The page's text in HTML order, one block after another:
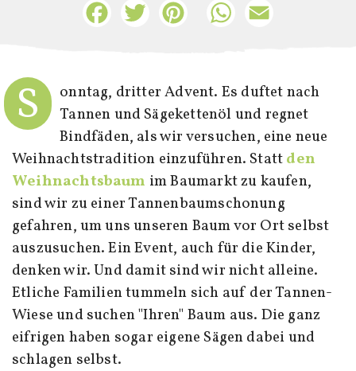
FacebookTwitter Pinterest WhatsApp
S
onntag, dritter Advent. Es duftet nach
Tannen und Sägekettenöl und regnet
Bindfäden, als wir versuchen, eine neue
Weihnachtstradition einzuführen. Stattden
Weihnachtsbaum im Baumarkt zu kaufen,
sind wir zu einer Tannenbaumschonung
gefahren, um uns unseren Baum vor Ort selbst
auszusuchen. Ein Event, auch für die Kinder,
denken wir. Und damit sind wir nicht alleine.
Etliche Familien tummeln sich auf der Tannen-
Wiese und suchen "Ihren" Baum aus. Die ganz
eifrigen haben sogar eigene Sägen dabei und
schlagen selbst.